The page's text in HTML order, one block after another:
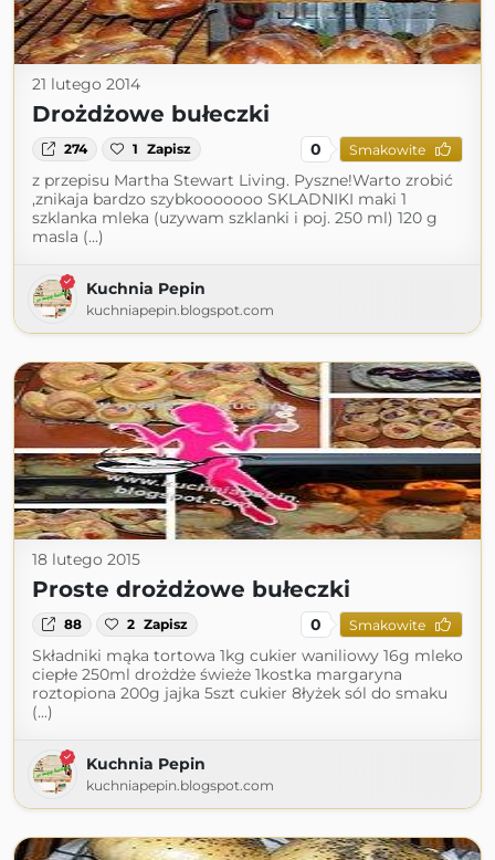
21 lutego 2014
Drożdżowe bułeczki
274 1 Zapisz 0 Smakowite
z przepisu Martha Stewart Living. Pyszne!Warto zrobić
,znikaja bardzo szybkooooooo SKLADNIKI maki 1
szklanka mleka (uzywam szklanki i poj. 250 ml) 120 g
masla (...)
Kuchnia Pepin
kuchniapepin.blogspot.com
18 lutego 2015
Proste drożdżowe bułeczki
88 2 Zapisz 0 Smakowite
Składniki mąka tortowa 1kg cukier waniliowy 16g mleko
ciepłe 250ml drożdże świeże 1kostka margaryna
roztopiona 200g jajka 5szt cukier 8łyżek sól do smaku
(...)
Kuchnia Pepin
kuchniapepin.blogspot.com